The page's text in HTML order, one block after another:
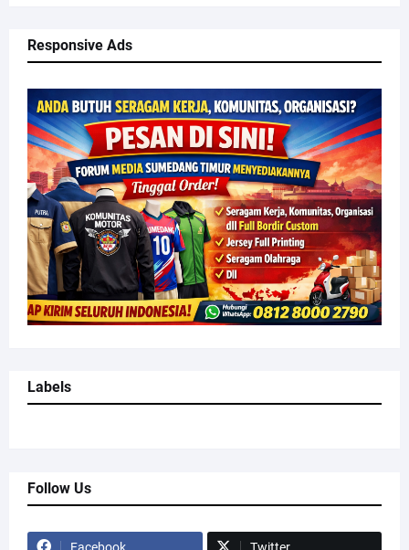
Responsive Ads
Labels
Follow Us
Facebook Twitter